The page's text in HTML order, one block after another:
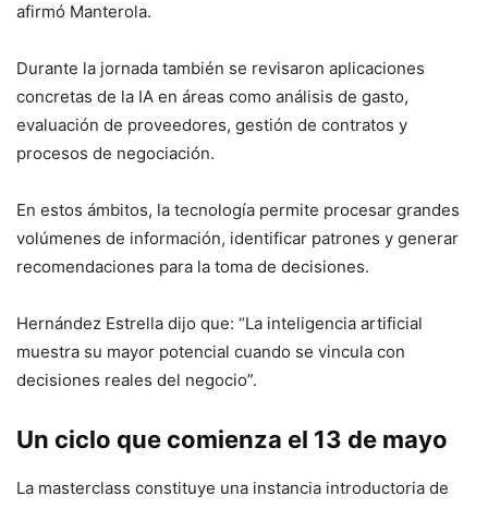
afirmó Manterola.
Durante la jornada también se revisaron aplicaciones
concretas de la IA en áreas como análisis de gasto,
evaluación de proveedores, gestión de contratos y
procesos de negociación.
En estos ámbitos, la tecnología permite procesar grandes
volúmenes de información, identificar patrones y generar
recomendaciones para la toma de decisiones.
Hernández Estrella dijo que: “La inteligencia artificial
muestra su mayor potencial cuando se vincula con
decisiones reales del negocio”.
Un ciclo que comienza el 13 de mayo
La masterclass constituye una instancia introductoria de